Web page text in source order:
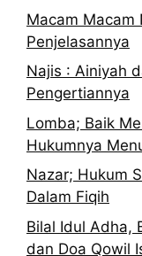
Macam Macam
Penjelasannya
Najis : Ainiyah
Pengertiannya
Lomba; Baik
Hukumnya
Nazar; Hukum
Dalam Fiqih
Bilal Idul Adha,
dan Doa Qowil